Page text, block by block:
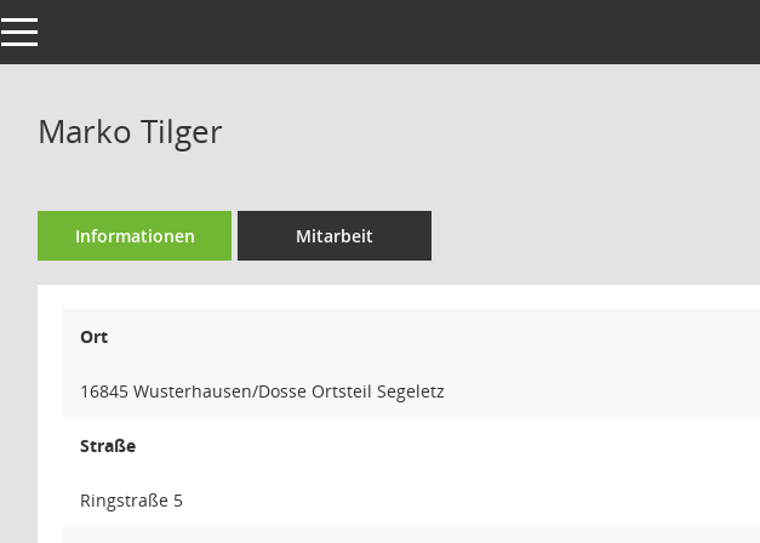
Toggle navigation
Marko Tilger
Informationen Mitarbeit
Ort
16845 Wusterhausen/Dosse Ortsteil Segeletz
Straße
Ringstraße 5